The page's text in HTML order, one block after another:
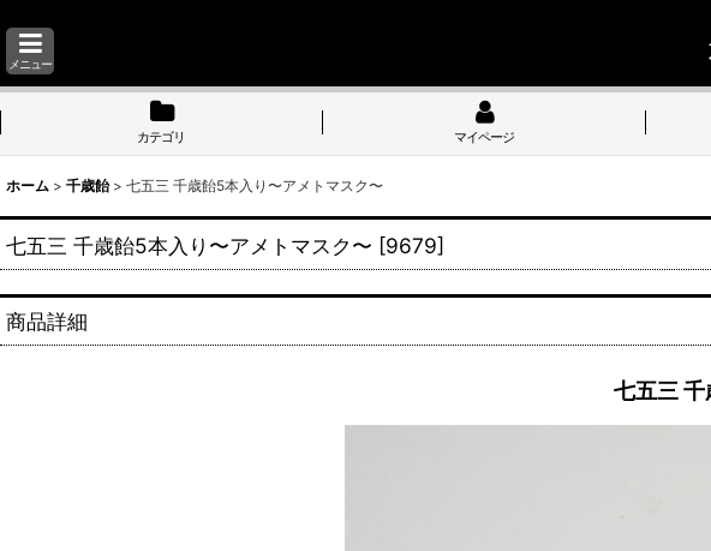
メニュー
カテゴリ マイページ
ホーム > 千歳飴 > 七五三 千歳飴5本入り〜アメトマスク〜
七五三 千歳飴5本入り〜アメトマスク〜 [9679]
商品詳細
七五三